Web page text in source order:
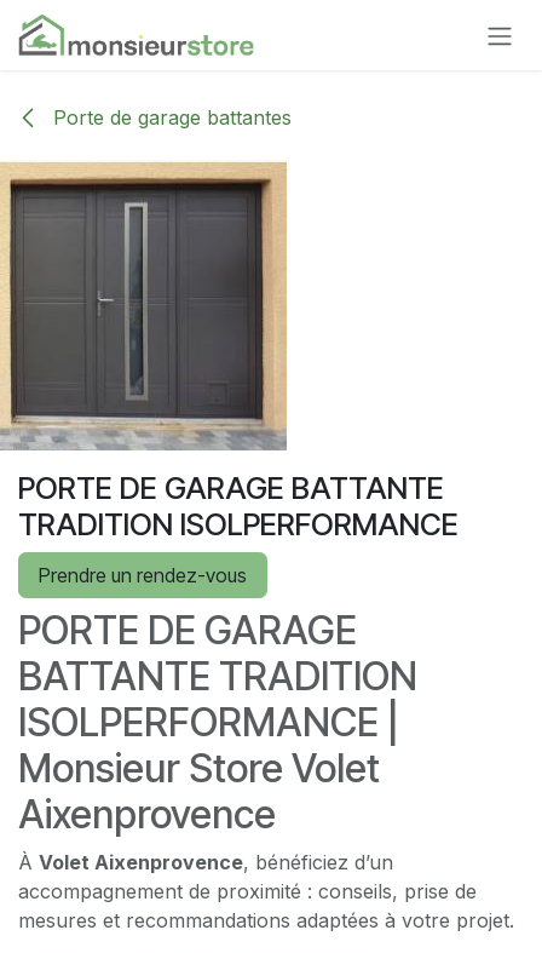
Se rendre au contenu
Porte de garage battantes
PORTE DE GARAGE BATTANTE
TRADITION ISOLPERFORMANCE
Prendre un rendez-vous
PORTE DE GARAGE
BATTANTE TRADITION
ISOLPERFORMANCE |
Monsieur Store Volet
Aixenprovence
À Volet Aixenprovence, bénéficiez d’un
accompagnement de proximité : conseils, prise de
mesures et recommandations adaptées à votre projet.